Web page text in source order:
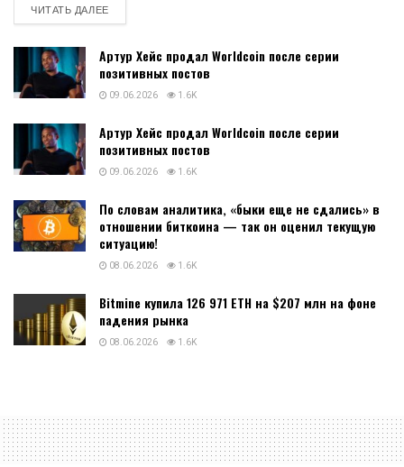
ЧИТАТЬ ДАЛЕЕDETAILS
Артур Хейс продал Worldcoin после серии
позитивных постов
09.06.2026 1.6K
Артур Хейс продал Worldcoin после серии
позитивных постов
09.06.2026 1.6K
По словам аналитика, «быки еще не сдались» в
отношении биткоина — так он оценил текущую
ситуацию!
08.06.2026 1.6K
Bitmine купила 126 971 ETH на $207 млн на фоне
падения рынка
08.06.2026 1.6K